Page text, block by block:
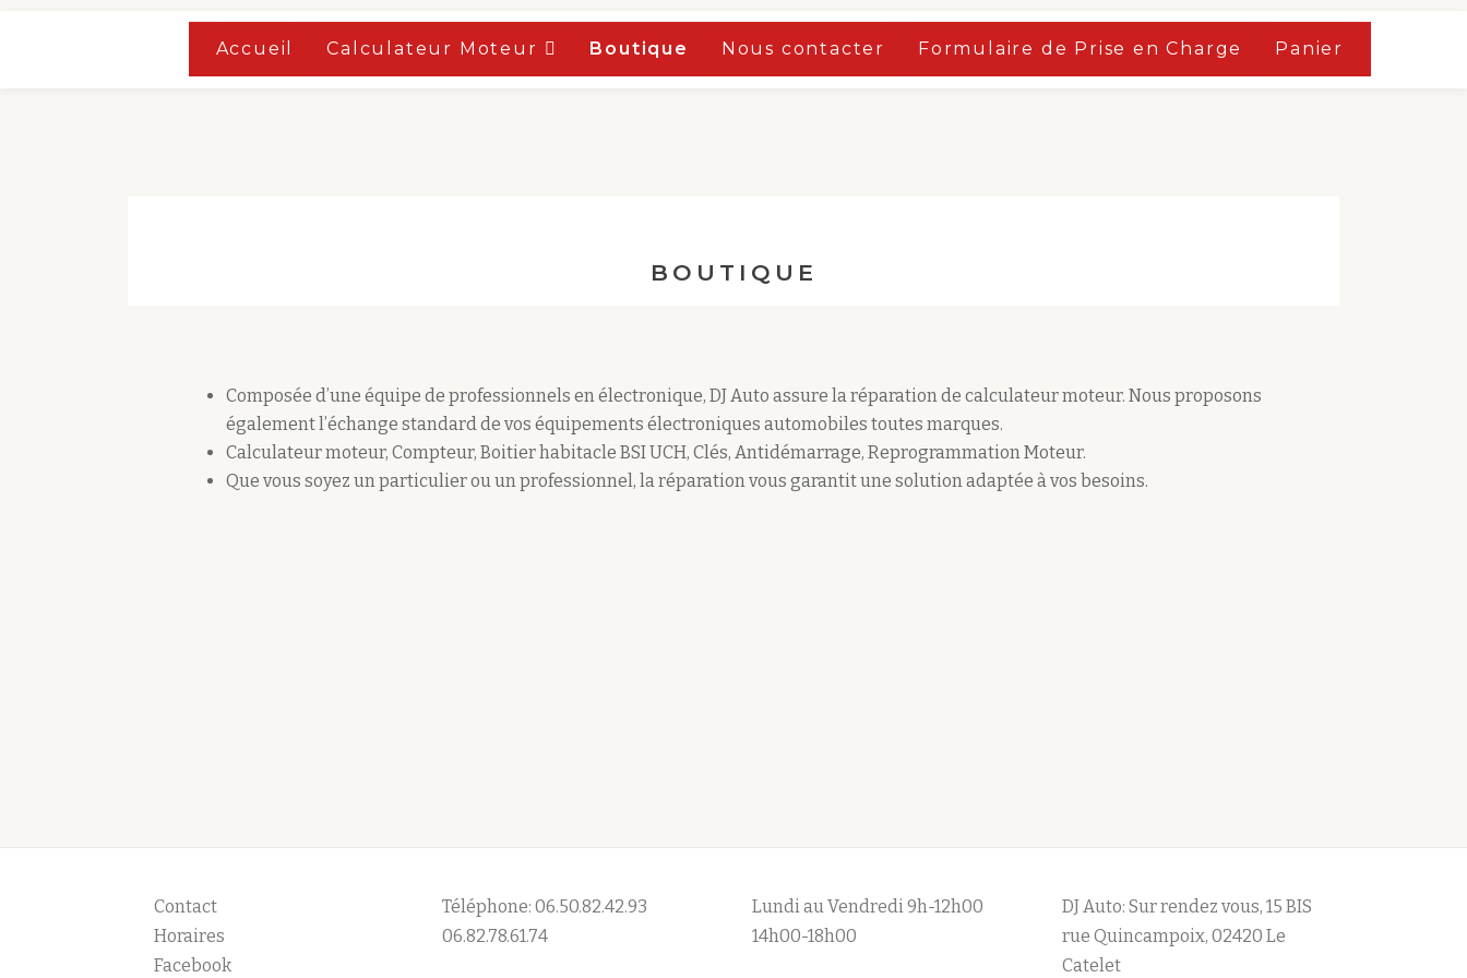
Accueil Calculateur Moteur Boutique Nous contacter Formulaire de Prise en Charge Panier
BOUTIQUE
Composée d’une équipe de professionnels en électronique, DJ Auto assure la réparation de calculateur moteur. Nous proposons
également l’échange standard de vos équipements électroniques automobiles toutes marques.
Calculateur moteur, Compteur, Boitier habitacle BSI UCH, Clés, Antidémarrage, Reprogrammation Moteur.
Que vous soyez un particulier ou un professionnel, la réparation vous garantit une solution adaptée à vos besoins.
Contact
Horaires
Facebook
Téléphone: 06.50.82.42.93
06.82.78.61.74
Lundi au Vendredi 9h-12h00
14h00-18h00
DJ Auto: Sur rendez vous, 15 BIS
rue Quincampoix, 02420 Le
Catelet